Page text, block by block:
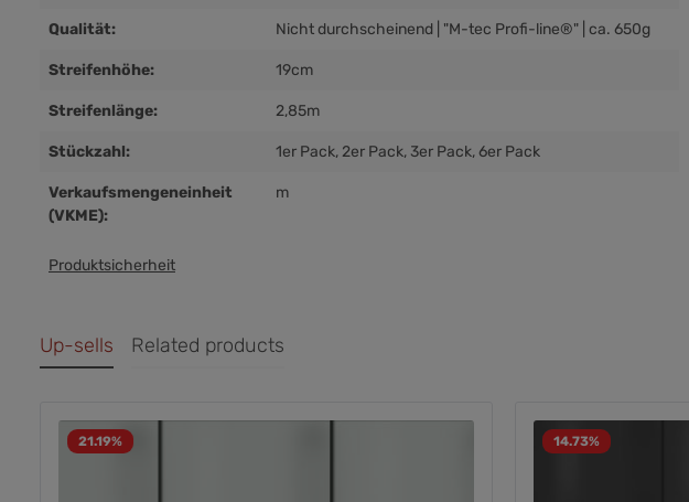
Qualität: Nicht durchscheinend | "M-tec Profi-line®" | ca. 650g
Streifenhöhe: 19cm
Streifenlänge: 2,85m
Stückzahl: 1er Pack, 2er Pack, 3er Pack, 6er Pack
Verkaufsmengeneinheit
(VKME):
m
Produktsicherheit
Up-sells Related products
21.19% 14.73%